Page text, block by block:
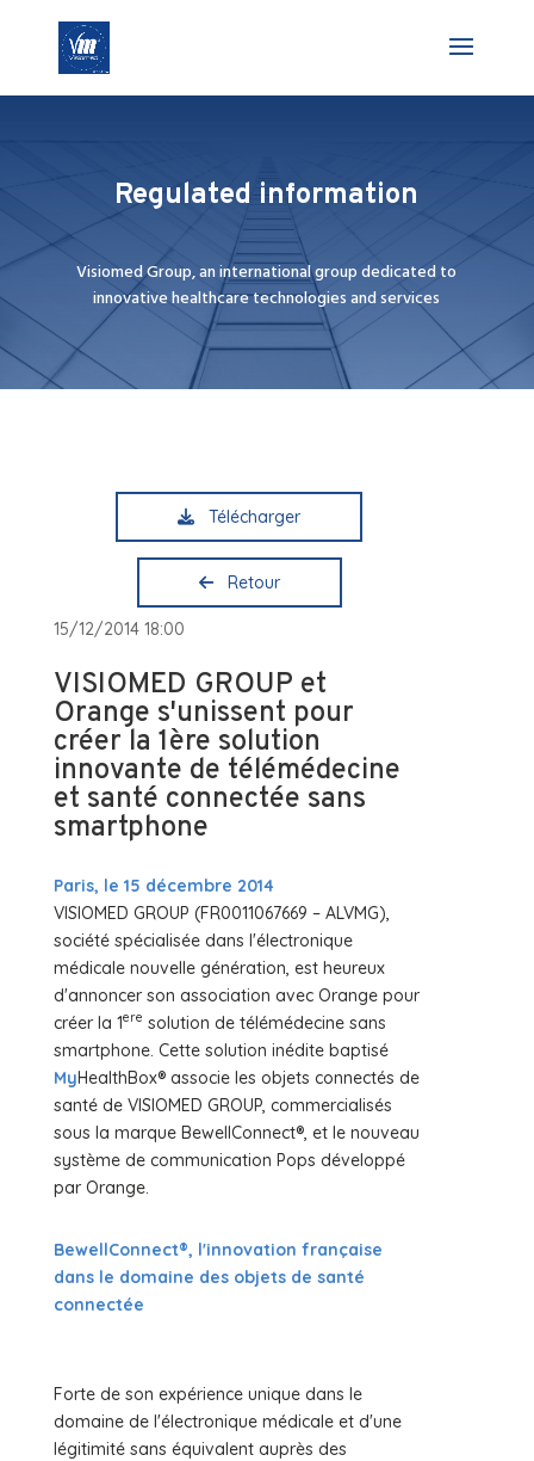
Regulated information
Visiomed Group, an international group dedicated to
innovative healthcare technologies and services
Télécharger
Retour
15/12/2014 18:00
VISIOMED GROUP et
Orange s'unissent pour
créer la 1ère solution
innovante de télémédecine
et santé connectée sans
smartphone
Paris, le 15 décembre 2014
VISIOMED GROUP (FR0011067669 – ALVMG),
société spécialisée dans l'électronique
médicale nouvelle génération, est heureux
d'annoncer son association avec Orange pour
créer la 1ere solution de télémédecine sans
smartphone. Cette solution inédite baptisé
MyHealthBox® associe les objets connectés de
santé de VISIOMED GROUP, commercialisés
sous la marque BewellConnect®, et le nouveau
système de communication Pops développé
par Orange.
BewellConnect®, l'innovation française
dans le domaine des objets de santé
connectée
Forte de son expérience unique dans le
domaine de l'électronique médicale et d'une
légitimité sans équivalent auprès des